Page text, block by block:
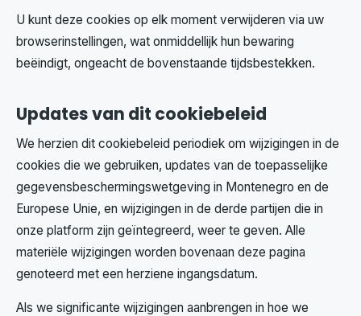
U kunt deze cookies op elk moment verwijderen via uw
browserinstellingen, wat onmiddellijk hun bewaring
beëindigt, ongeacht de bovenstaande tijdsbestekken.
Updates van dit cookiebeleid
We herzien dit cookiebeleid periodiek om wijzigingen in de
cookies die we gebruiken, updates van de toepasselijke
gegevensbeschermingswetgeving in Montenegro en de
Europese Unie, en wijzigingen in de derde partijen die in
onze platform zijn geïntegreerd, weer te geven. Alle
materiële wijzigingen worden bovenaan deze pagina
genoteerd met een herziene ingangsdatum.
Als we significante wijzigingen aanbrengen in hoe we